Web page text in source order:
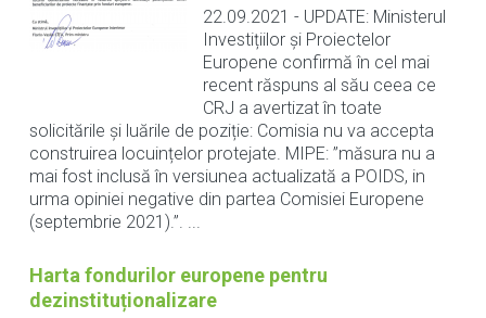
22.09.2021 - UPDATE: Ministerul
Investițiilor și Proiectelor
Europene confirmă în cel mai
recent răspuns al său ceea ce
CRJ a avertizat în toate
solicitările și luările de poziție: Comisia nu va accepta
construirea locuințelor protejate. MIPE: ”măsura nu a
mai fost inclusă în versiunea actualizată a POIDS, in
urma opiniei negative din partea Comisiei Europene
(septembrie 2021).”. ...
Harta fondurilor europene pentru
dezinstituționalizare